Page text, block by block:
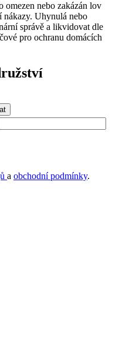
omezen nebo zakázán lov
nákazy. Uhynulá nebo
správě a likvidovat dle
pro ochranu domácích
a obchodní podmínky.